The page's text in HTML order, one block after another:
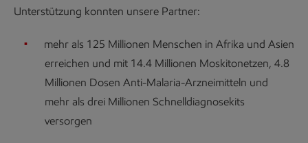
Unterstützung konnten unsere Partner:
mehr als 125 Millionen Menschen in Afrika und Asien
erreichen und mit 14.4 Millionen Moskitonetzen, 4.8
Millionen Dosen Anti-Malaria-Arzneimitteln und
mehr als drei Millionen Schnelldiagnosekits
versorgen